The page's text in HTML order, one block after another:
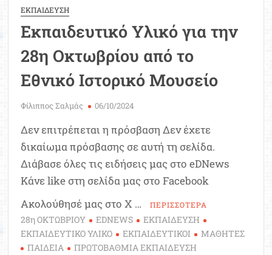
από
τη
σχολική
για
την
28η
Οκτωβρίου
ΕΚΠΑΙΔΕΥΣΗ
Εκπαιδευτικό Υλικό για την
28η Οκτωβρίου από το
Εθνικό Ιστορικό Μουσείο
Φίλιππος Σαλμάς 06/10/2024
Δεν επιτρέπεται η πρόσβαση Δεν έχετε
δικαίωμα πρόσβασης σε αυτή τη σελίδα.
Διάβασε όλες τις ειδήσεις μας στο eDNews
Κάνε like στη σελίδα μας στο Facebook
Ακολούθησέ μας στο X …
ΠΕΡΙΣΣΟΤΕΡΑ
28η ΟΚΤΩΒΡΙΟΥ EDNEWS
ΕΚΠΑΙΔΕΥΣΗ
ΕΚΠΑΙΔΕΥΤΙΚΟ ΥΛΙΚΟ
ΕΚΠΑΙΔΕΥΤΙΚΟΙ
ΜΑΘΗΤΕΣ
ΠΑΙΔΕΙΑ
ΠΡΩΤΟΒΑΘΜΙΑ ΕΚΠΑΙΔΕΥΣΗ